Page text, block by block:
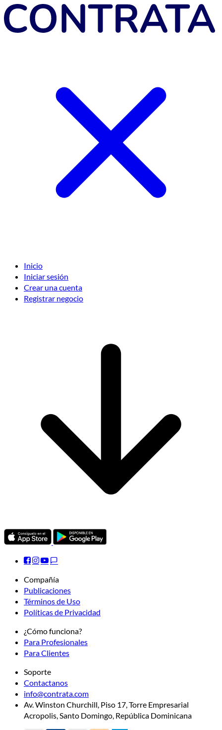
Inicio
Iniciar sesión
Crear una cuenta
Registrar negocio
Compañía
Publicaciones
Términos de Uso
Políticas de Privacidad
¿Cómo funciona?
Para Profesionales
Para Clientes
Soporte
Contactanos
info@contrata.com
Av. Winston Churchill, Piso 17, Torre Empresarial
Acropolis, Santo Domingo, República Dominicana